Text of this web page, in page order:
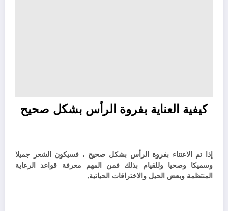
كيفية العناية بفروة الرأس بشكل صحيح
إذا تم الاعتناء بفروة الرأس بشكل صحيح ، فسيكون الشعر جميلا
وسميكا وصحيا وللقيام بذلك فمن المهم معرفة قواعد الرعاية
المنتظمة وبعض الحيل والاختراقات الحياتية.